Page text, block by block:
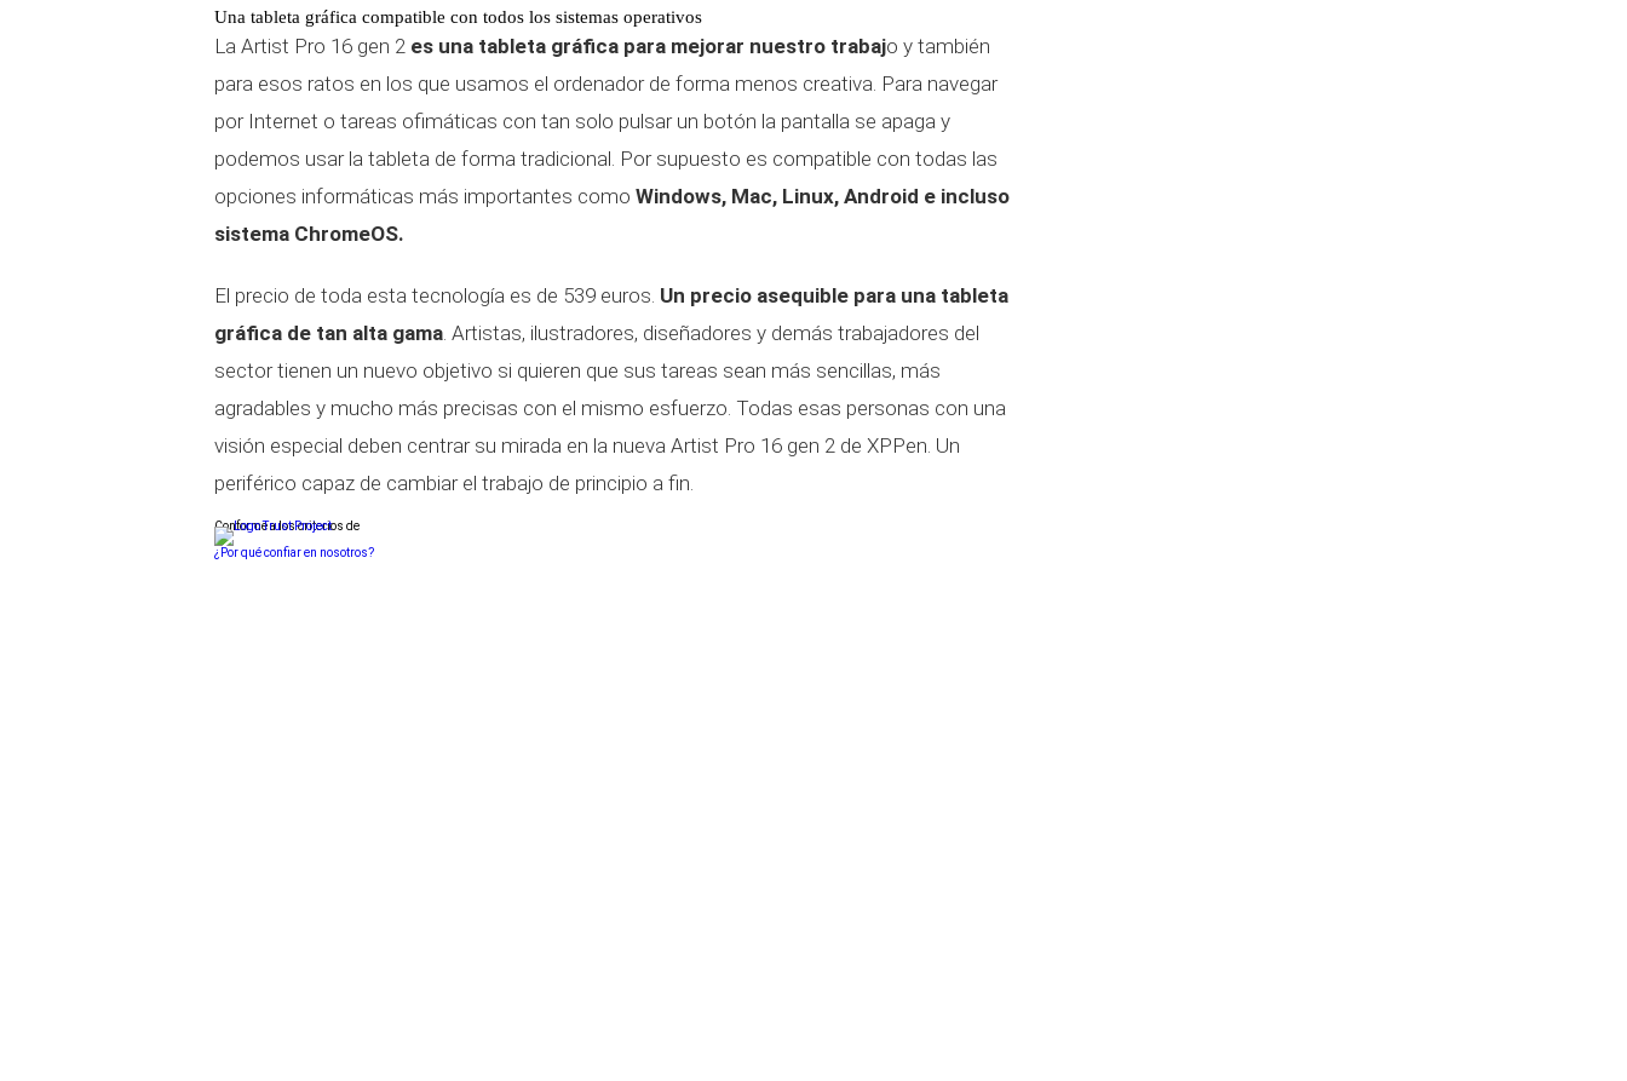
Una tableta gráfica compatible con todos los sistemas operativos
La Artist Pro 16 gen 2 es una tableta gráfica para mejorar nuestro trabajo y también
para esos ratos en los que usamos el ordenador de forma menos creativa. Para navegar
por Internet o tareas ofimáticas con tan solo pulsar un botón la pantalla se apaga y
podemos usar la tableta de forma tradicional. Por supuesto es compatible con todas las
opciones informáticas más importantes como Windows, Mac, Linux, Android e incluso
sistema ChromeOS.
El precio de toda esta tecnología es de 539 euros. Un precio asequible para una tableta
gráfica de tan alta gama. Artistas, ilustradores, diseñadores y demás trabajadores del
sector tienen un nuevo objetivo si quieren que sus tareas sean más sencillas, más
agradables y mucho más precisas con el mismo esfuerzo. Todas esas personas con una
visión especial deben centrar su mirada en la nueva Artist Pro 16 gen 2 de XPPen. Un
periférico capaz de cambiar el trabajo de principio a fin.
Conforme a los criterios de
¿Por qué confiar en nosotros?